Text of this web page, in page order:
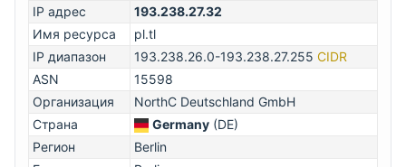
IP адрес
193.238.27.32
Имя ресурса
pl.tl
IP диапазон
193.238.26.0-193.238.27.255 CIDR
ASN
15598
Организация
NorthC Deutschland GmbH
Страна
Germany (DE)
Регион
Berlin